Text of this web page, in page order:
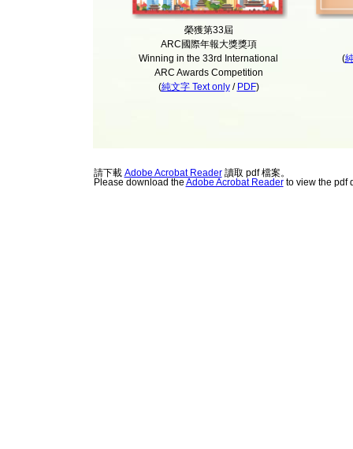
榮獲第33屆
ARC國際年報大獎獎項
Winning in the 33rd International
ARC Awards Competition
(純文字 Text only/ PDF)
(
請下載 Adobe Acrobat Reader讀取 pdf 檔案。
Please download the Adobe Acrobat Readerto view the pdf